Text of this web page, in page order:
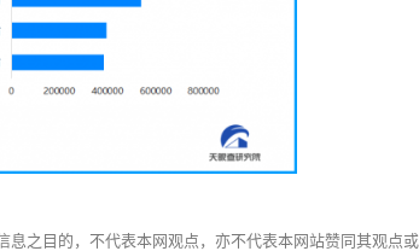
之目的，不代表本网观点，亦不代表本网站赞同其观点或